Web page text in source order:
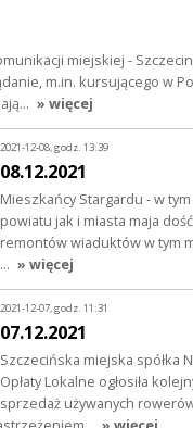
miejskiej -
m.in. kursującego w
» więcej
2021-12-08, godz. 13:39
08.12.2021
Mieszkańcy Stargardu - w
powiatu jak i miasta maja
remontów wiaduktów w tym
» więcej
2021-12-07, godz. 11:31
07.12.2021
Szczecińska miejska spółka
Opłaty Lokalne ogłosiła
sprzedaż używanych